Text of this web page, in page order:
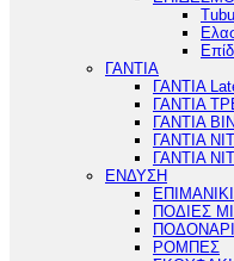
ΓΑΝΤΙΑ
ΓΑΝΤΙΑ
ΓΑΝΤΙΑ
ΓΑΝΤΙΑ
ΓΑΝΤΙΑ
ΓΑΝΤΙΑ
ΕΝΔΥΣΗ
ΠΟΔΙΕΣ
ΡΟΜΠΕΣ